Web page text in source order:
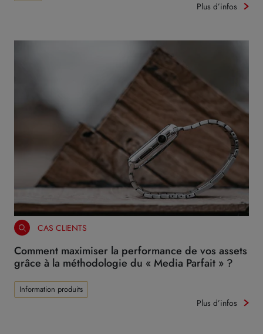
Plus d’infos
CAS CLIENTS
Comment maximiser la performance de vos assets
grâce à la méthodologie du « Media Parfait » ?
Information produits
Plus d’infos